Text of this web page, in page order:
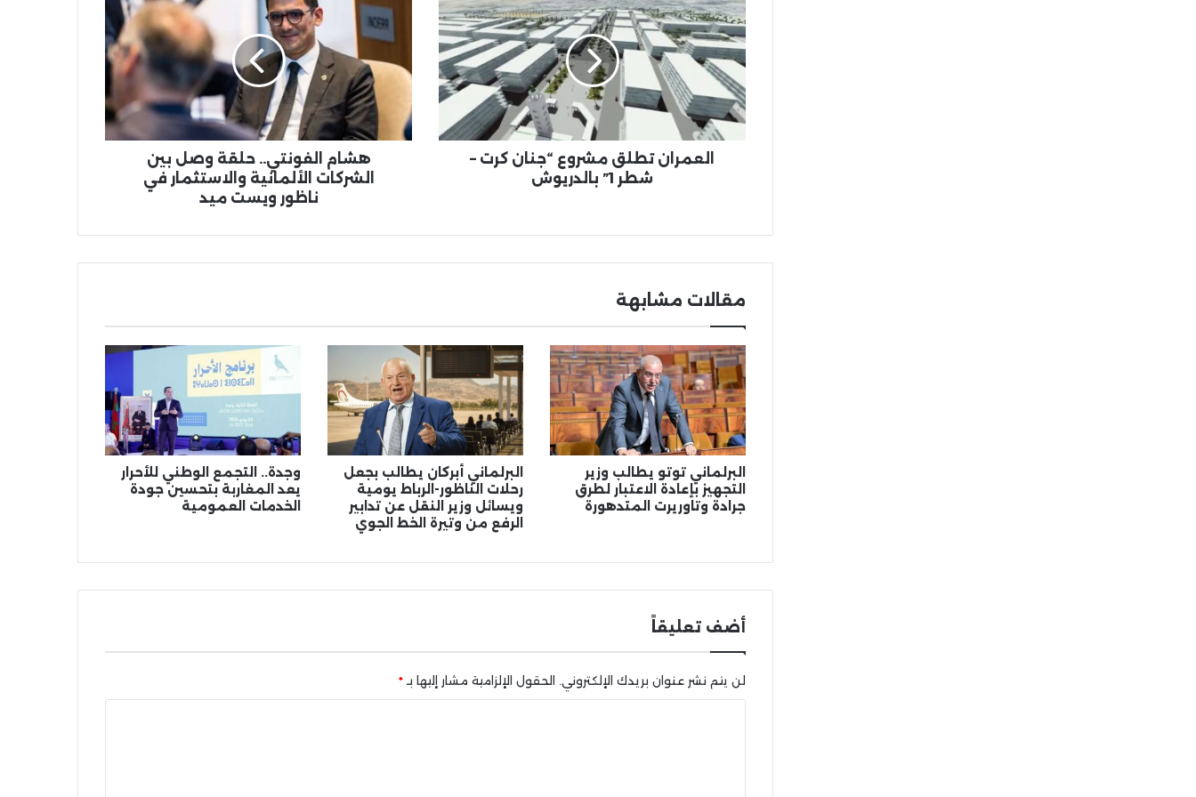
تطلق
مشروع
“جنان
كرت
شطر
1”
بالدريوش
العمران تطلق مشروع “جنان كرت –
شطر 1” بالدريوش
الفونتي..
حلقة
وصل
بين
الشركات
الألمانية
والاستثمار
في
هشام الفونتي.. حلقة وصل بين
الشركات الألمانية والاستثمار في
ناظور ويست ميد
مقالات مشابهة
البرلماني توتو يطالب وزير
التجهيز بإعادة الاعتبار لطرق
جرادة وتاوريرت المتدهورة
البرلماني أبركان يطالب بجعل
رحلات الناظور-الرباط يومية
ويسائل وزير النقل عن تدابير
الرفع من وتيرة الخط الجوي
وجدة.. التجمع الوطني للأحرار
يعد المغاربة بتحسين جودة
الخدمات العمومية
أضف تعليقاً
لن يتم نشر عنوان بريدك الإلكتروني. الحقول الإلزامية مشار إليها بـ*